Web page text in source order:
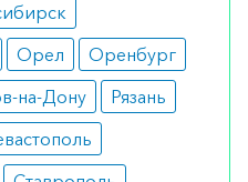
и воспаления
головки полового
симптомы на фоне
Орел
Оренбург
на-Дону
Рязань